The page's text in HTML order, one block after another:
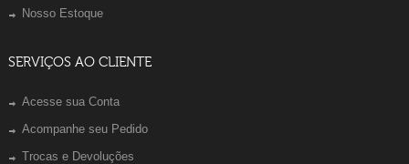
Nosso Estoque
SERVIÇOS AO CLIENTE
Acesse sua Conta
Acompanhe seu Pedido
Trocas e Devoluções